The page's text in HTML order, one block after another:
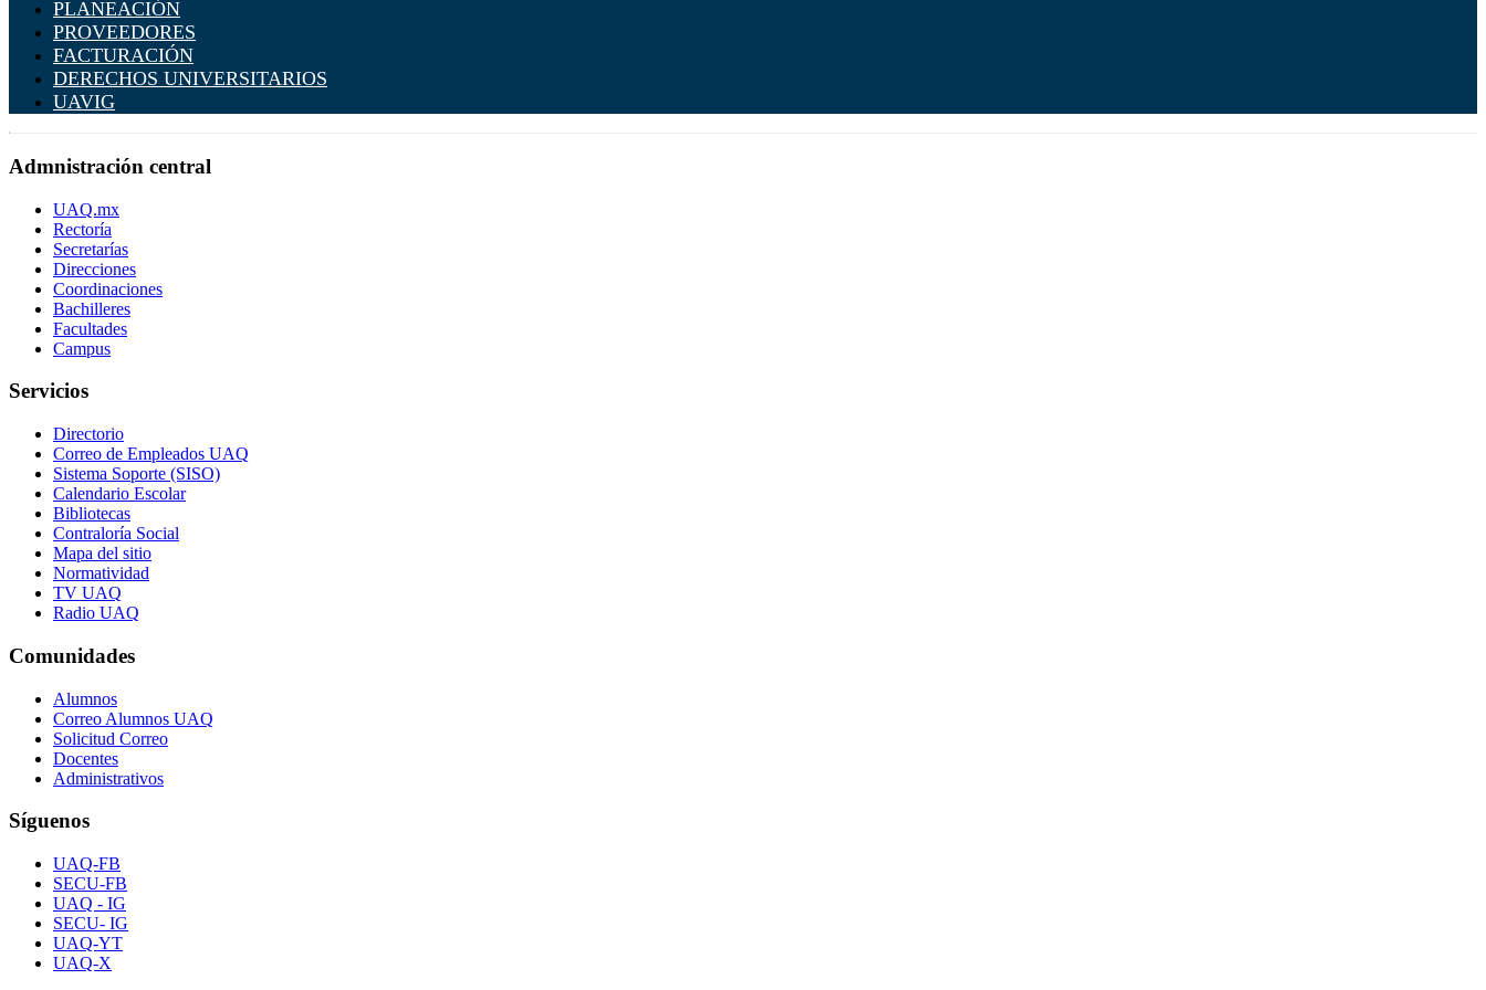
PLANEACIÓN
PROVEEDORES
FACTURACIÓN
DERECHOS UNIVERSITARIOS
UAVIG
Admnistración central
UAQ.mx
Rectoría
Secretarías
Direcciones
Coordinaciones
Bachilleres
Facultades
Campus
Servicios
Directorio
Correo de Empleados UAQ
Sistema Soporte (SISO)
Calendario Escolar
Bibliotecas
Contraloría Social
Mapa del sitio
Normatividad
TV UAQ
Radio UAQ
Comunidades
Alumnos
Correo Alumnos UAQ
Solicitud Correo
Docentes
Administrativos
Síguenos
UAQ-FB
SECU-FB
UAQ - IG
SECU- IG
UAQ-YT
UAQ-X